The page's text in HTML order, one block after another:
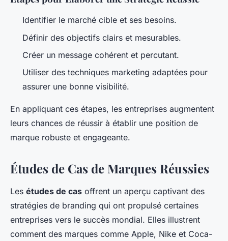
Identifier le marché cible et ses besoins.
Définir des objectifs clairs et mesurables.
Créer un message cohérent et percutant.
Utiliser des techniques marketing adaptées pour
assurer une bonne visibilité.
En appliquant ces étapes, les entreprises augmentent
leurs chances de réussir à établir une position de
marque robuste et engageante.
Études de Cas de Marques Réussies
Les études de cas offrent un aperçu captivant des
stratégies de branding qui ont propulsé certaines
entreprises vers le succès mondial. Elles illustrent
comment des marques comme Apple, Nike et Coca-